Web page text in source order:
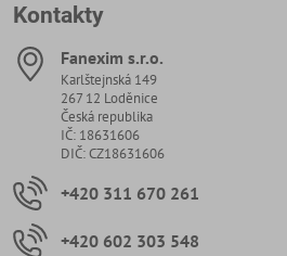
Kontakty
Fanexim s​.r​.o​.
Karlštejnská 149
267 12 Loděnice
Česká republika
IČ: 18631606
DIČ: CZ18631606
+420 311 670 261
+420 602 303 548